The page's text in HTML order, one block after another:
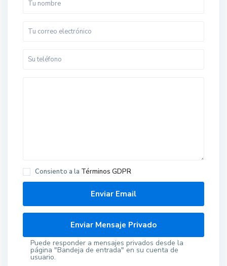
Consiento a la Términos GDPR
Puede responder a mensajes privados desde la
página "Bandeja de entrada" en su cuenta de
usuario.